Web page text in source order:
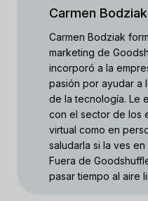
Carmen Bodziak
Carmen Bodziak
marketing de
incorporó a la
pasión por ayudar a
de la tecnología. Le
con el sector de los
virtual como en
saludarla si la ves
Fuera de
pasar tiempo al aire